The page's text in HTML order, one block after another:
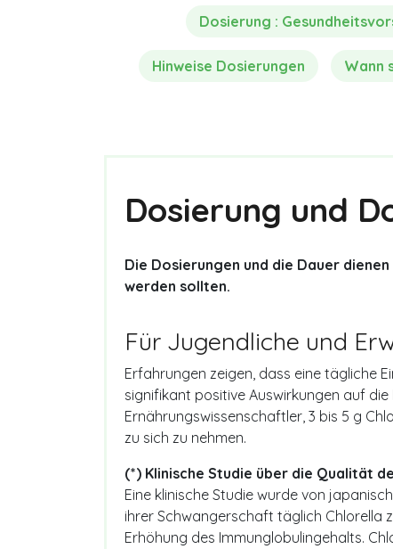
Dosierung :
Hinweise Dosierungen Wann
Dosierung und
Die Dosierungen und die Dauer
werden sollten.
Für Jugendliche und
Erfahrungen zeigen, dass eine tägliche
signifikant positive Auswirkungen auf
Ernährungswissenschaftler, 3 bis 5 g
zu sich zu nehmen.
(*) Klinische Studie über die Qualität
Eine klinische Studie wurde von
ihrer Schwangerschaft täglich Chlorella
Erhöhung des Immunglobulingehalts.